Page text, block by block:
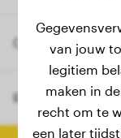
Geboortedatum
Ras (Optioneel)
van jouw
legitiem
maken in
recht om te
een later